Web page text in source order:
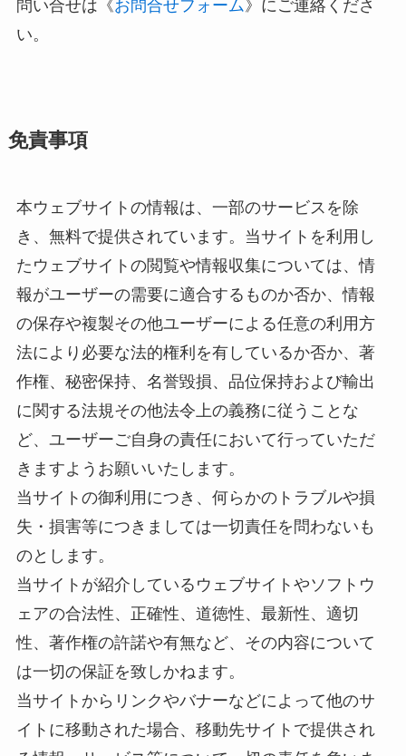
問い合せは《お問合せフォーム》にご連絡くださ
い。
免責事項
本ウェブサイトの情報は、一部のサービスを除
き、無料で提供されています。当サイトを利用し
たウェブサイトの閲覧や情報収集については、情
報がユーザーの需要に適合するものか否か、情報
の保存や複製その他ユーザーによる任意の利用方
法により必要な法的権利を有しているか否か、著
作権、秘密保持、名誉毀損、品位保持および輸出
に関する法規その他法令上の義務に従うことな
ど、ユーザーご自身の責任において行っていただ
きますようお願いいたします。
当サイトの御利用につき、何らかのトラブルや損
失・損害等につきましては一切責任を問わないも
のとします。
当サイトが紹介しているウェブサイトやソフトウ
ェアの合法性、正確性、道徳性、最新性、適切
性、著作権の許諾や有無など、その内容について
は一切の保証を致しかねます。
当サイトからリンクやバナーなどによって他のサ
イトに移動された場合、移動先サイトで提供され